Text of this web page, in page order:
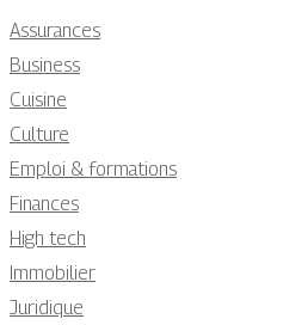
Assurances
Business
Cuisine
Culture
Emploi & formations
Finances
High tech
Immobilier
Juridique